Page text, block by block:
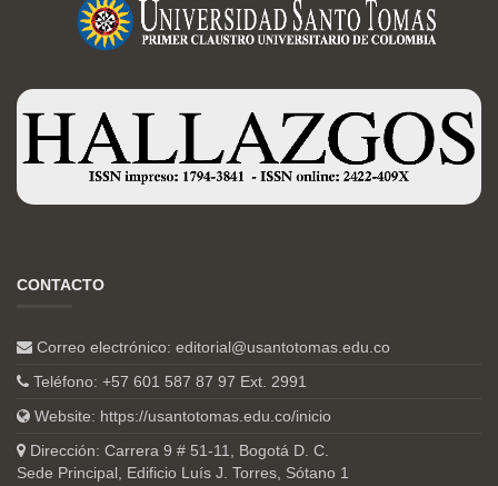
CONTACTO
Correo electrónico: editorial@usantotomas.edu.co
Teléfono: +57 601 587 87 97 Ext. 2991
Website: https://usantotomas.edu.co/inicio
Dirección: Carrera 9 # 51-11, Bogotá D. C.
Sede Principal, Edificio Luís J. Torres, Sótano 1